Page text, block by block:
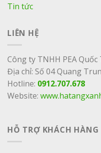
Tin tức
LIÊN HỆ
Công ty TNHH PEA Quốc
Địa chỉ: Số 04 Quang
Hotline: 0912.707.678
Website:
HỖ TRỢ KHÁCH HÀNG